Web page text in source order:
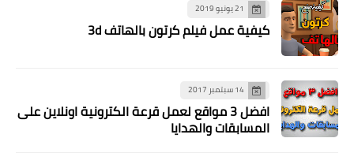
21 يونيو 2019
كيفية عمل فيلم كرتون بالهاتف 3d
14 سبتمبر 2017
افضل 3 مواقع لعمل قرعة الكترونية اونلاين على
المسابقات والهدايا